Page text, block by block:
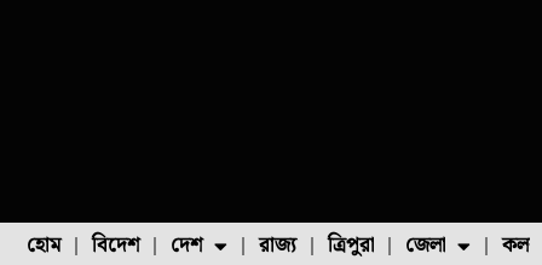
হোম বিদেশ দেশ রাজ্য ত্রিপুরা জেলা